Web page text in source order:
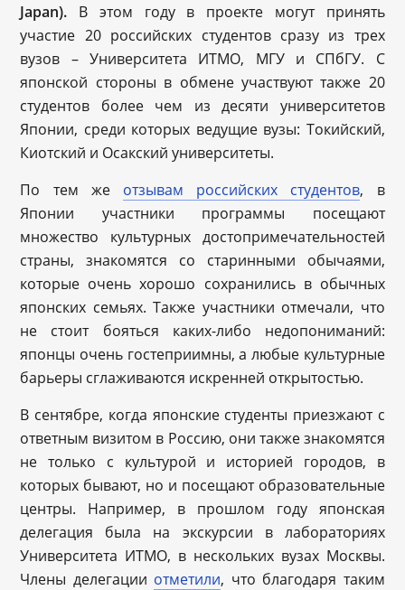
Japan). В этом году в проекте могут принять
участие 20 российских студентов сразу из трех
вузов – Университета ИТМО, МГУ и СПбГУ. С
японской стороны в обмене участвуют также 20
студентов более чем из десяти университетов
Японии, среди которых ведущие вузы: Токийский,
Киотский и Осакский университеты.
По тем же отзывам российских студентов, в
Японии участники программы посещают
множество культурных достопримечательностей
страны, знакомятся со старинными обычаями,
которые очень хорошо сохранились в обычных
японских семьях. Также участники отмечали, что
не стоит бояться каких-либо недопониманий:
японцы очень гостеприимны, а любые культурные
барьеры сглаживаются искренней открытостью.
В сентябре, когда японские студенты приезжают с
ответным визитом в Россию, они также знакомятся
не только с культурой и историей городов, в
которых бывают, но и посещают образовательные
центры. Например, в прошлом году японская
делегация была на экскурсии в лабораториях
Университета ИТМО, в нескольких вузах Москвы.
Члены делегации отметили, что благодаря таким